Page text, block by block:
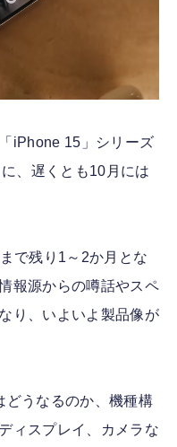
iPhone 15」シリーズ
、遅くとも10月には
で残り1～2か月とな
報源からの噂話やスペ
り、いよいよ製品像が
どうなるのか、機種構
ィスプレイ、カメラな